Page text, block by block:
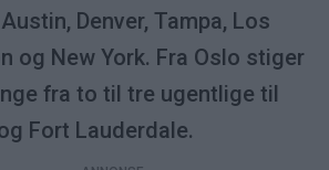
Denver, Tampa, Los
og New York. Fra Oslo stiger
fra to til tre ugentlige til
Fort Lauderdale.